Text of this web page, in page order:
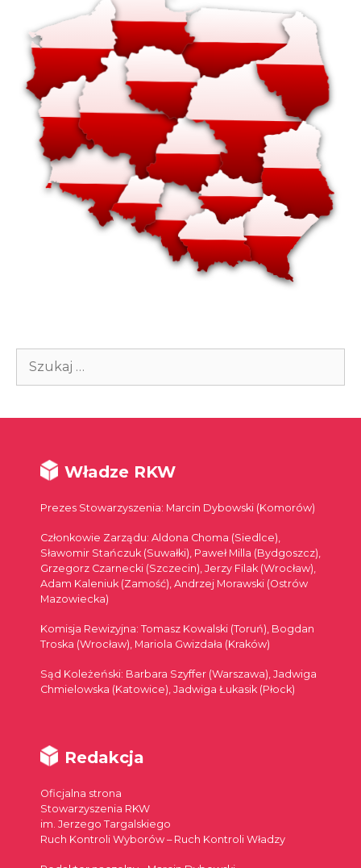
Szukaj:
Władze RKW
Prezes Stowarzyszenia: Marcin Dybowski (Komorów)
Członkowie Zarządu: Aldona Choma (Siedlce),
Sławomir Stańczuk (Suwałki), Paweł Milla (Bydgoszcz),
Grzegorz Czarnecki (Szczecin), Jerzy Filak (Wrocław),
Adam Kaleniuk (Zamość), Andrzej Morawski (Ostrów
Mazowiecka)
Komisja Rewizyjna: Tomasz Kowalski (Toruń), Bogdan
Troska (Wrocław), Mariola Gwizdała (Kraków)
Sąd Koleżeński: Barbara Szyffer (Warszawa), Jadwiga
Chmielowska (Katowice), Jadwiga Łukasik (Płock)
Redakcja
Oficjalna strona
Stowarzyszenia RKW
im. Jerzego Targalskiego
Ruch Kontroli Wyborów – Ruch Kontroli Władzy